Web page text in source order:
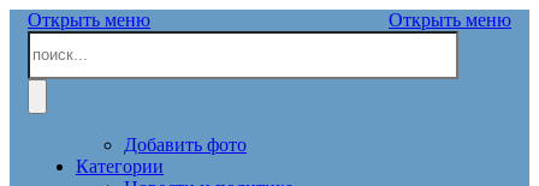
Открыть меню Открыть меню
Добавить фото
Категории